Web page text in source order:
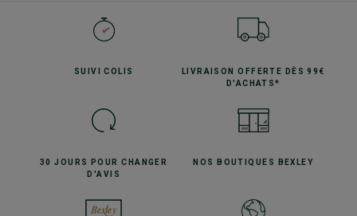
SUIVICOLIS LIVRAISON OFFERTE
DÈS 99€
D'ACHATS*
30 JOURS POURCHANGER
D'AVIS
NOS BOUTIQUES BEXLEY